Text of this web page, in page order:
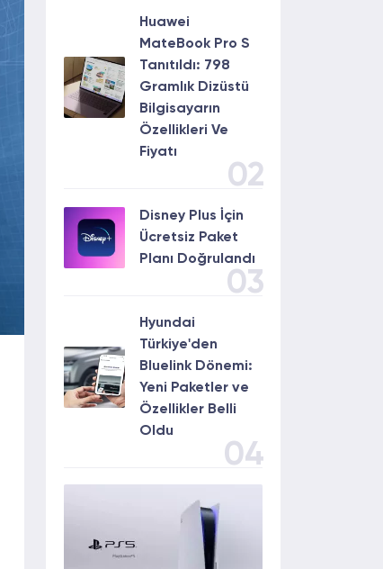
Huawei
MateBook Pro S
Tanıtıldı: 798
Gramlık Dizüstü
Bilgisayarın
Özellikleri Ve
Fiyatı
02
Disney Plus İçin
Ücretsiz Paket
Planı Doğrulandı
03
Hyundai
Türkiye'den
Bluelink Dönemi:
Yeni Paketler ve
Özellikler Belli
Oldu
04